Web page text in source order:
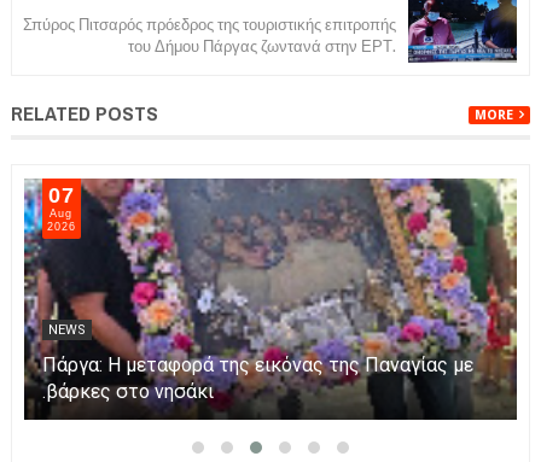
Σπύρος Πιτσαρός πρόεδρος της τουριστικής επιτροπής
του Δήμου Πάργας ζωντανά στην ΕΡΤ.
RELATED POSTS MORE
07
Aug
2026
NEWS
Πάργα: Η μεταφορά της εικόνας της Παναγίας με
βάρκες στο νησάκι.